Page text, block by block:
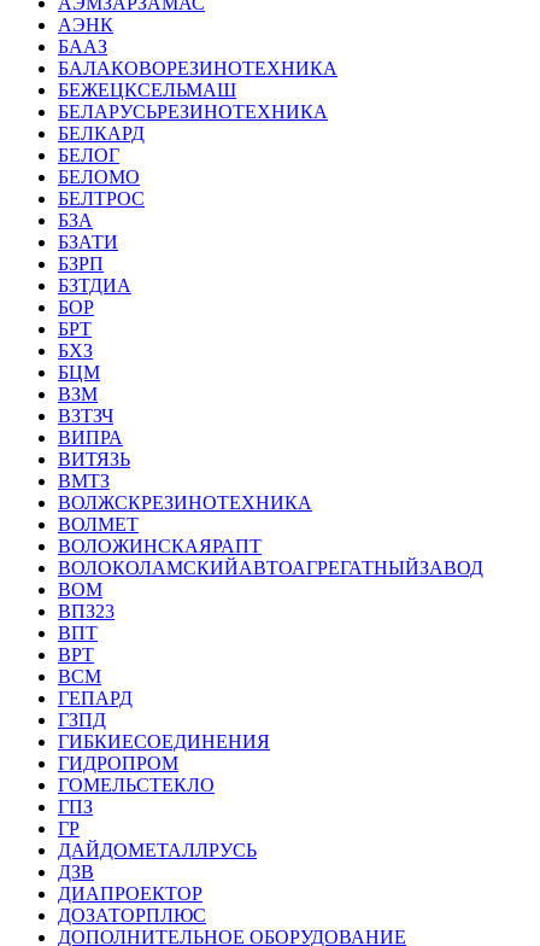
АЭНК
БААЗ
БАЛАКОВОРЕЗИНОТЕХНИКА
БЕЖЕЦКСЕЛЬМАШ
БЕЛАРУСЬРЕЗИНОТЕХНИКА
БЕЛКАРД
БЕЛОГ
БЕЛОМО
БЕЛТРОС
БЗА
БЗАТИ
БЗРП
БЗТДИА
БОР
БРТ
БХЗ
БЦМ
ВЗМ
ВЗТЗЧ
ВИПРА
ВИТЯЗЬ
ВМТЗ
ВОЛЖСКРЕЗИНОТЕХНИКА
ВОЛМЕТ
ВОЛОЖИНСКАЯРАПТ
ВОЛОКОЛАМСКИЙАВТОАГРЕГАТНЫЙЗАВОД
ВОМ
ВПЗ23
ВПТ
ВРТ
ВСМ
ГЕПАРД
ГЗПД
ГИБКИЕСОЕДИНЕНИЯ
ГИДРОПРОМ
ГОМЕЛЬСТЕКЛО
ГПЗ
ГР
ДАЙДОМЕТАЛЛРУСЬ
ДЗВ
ДИАПРОЕКТОР
ДОЗАТОРПЛЮС
ДОПОЛНИТЕЛЬНОЕ ОБОРУДОВАНИЕ